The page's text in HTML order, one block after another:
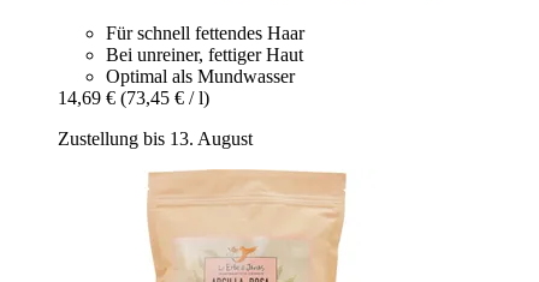
Für schnell fettendes Haar
Bei unreiner, fettiger Haut
Optimal als Mundwasser
14,69 € (73,45 € / l)
Zustellung bis 13. August